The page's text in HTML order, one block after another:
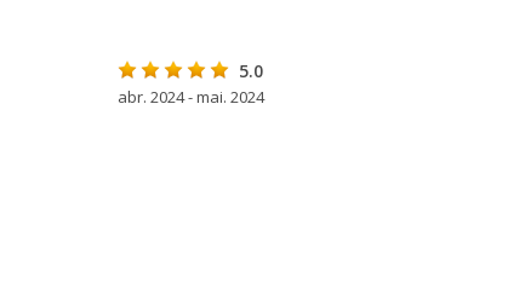
5.0
abr. 2024 - mai. 2024